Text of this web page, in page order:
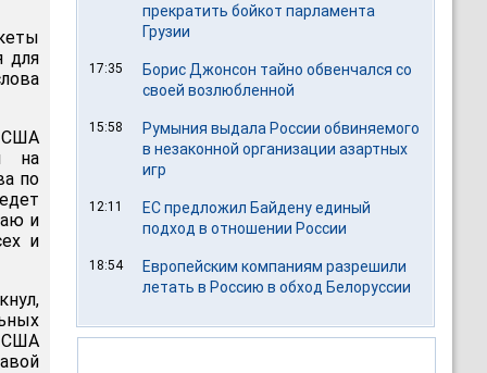
для
США
на
по
и
и
США
прекратить бойкот парламента
Грузии
17:35
Борис Джонсон тайно обвенчался со
своей возлюбленной
15:58
Румыния выдала России обвиняемого
в незаконной организации азартных
игр
12:11
ЕС предложил Байдену единый
подход в отношении России
18:54
Европейским компаниям разрешили
летать в Россию в обход Белоруссии